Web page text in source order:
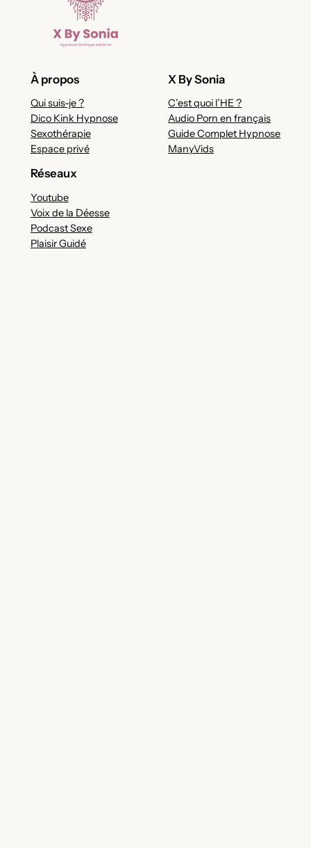
À propos
Qui suis-je ?
Dico Kink Hypnose
Sexothérapie
Espace privé
X By Sonia
C’est quoi l’HE ?
Audio Porn en français
Guide Complet Hypnose
ManyVids
Réseaux
Youtube
Voix de la Déesse
Podcast Sexe
Plaisir Guidé